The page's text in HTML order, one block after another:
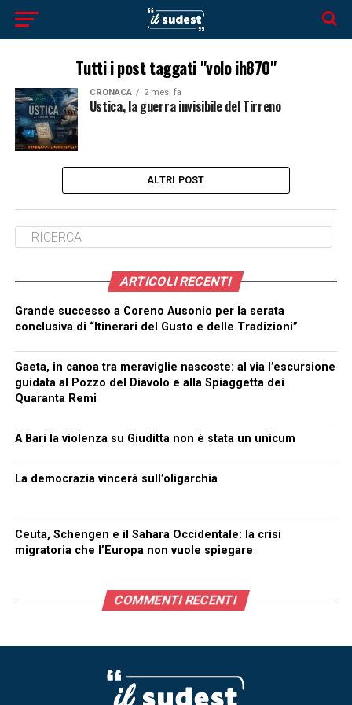
Tutti i post taggati "volo ih870"
CRONACA 2 mesi fa
Ustica, la guerra invisibile del Tirreno
ALTRI POST
ARTICOLI RECENTI
Grande successo a Coreno Ausonio per la serata
conclusiva di “Itinerari del Gusto e delle Tradizioni”
Gaeta, in canoa tra meraviglie nascoste: al via l’escursione
guidata al Pozzo del Diavolo e alla Spiaggetta dei
Quaranta Remi
A Bari la violenza su Giuditta non è stata un unicum
La democrazia vincerà sull’oligarchia
Ceuta, Schengen e il Sahara Occidentale: la crisi
migratoria che l’Europa non vuole spiegare
COMMENTI RECENTI